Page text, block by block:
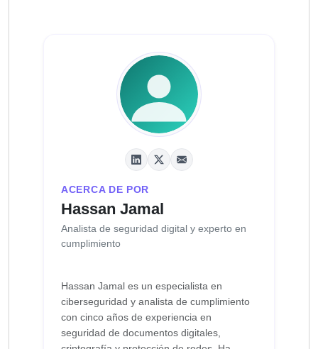
ACERCA DE POR
Hassan Jamal
Analista de seguridad digital y experto en
cumplimiento
Hassan Jamal es un especialista en
ciberseguridad y analista de cumplimiento
con cinco años de experiencia en
seguridad de documentos digitales,